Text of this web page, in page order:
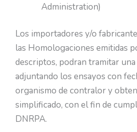
Administration)
Los importadores y/o
las Homologaciones emitidas
descriptos, podran tramitar
adjuntando los ensayos con
organismo de contralor y
simplificado, con el fin de
DNRPA.